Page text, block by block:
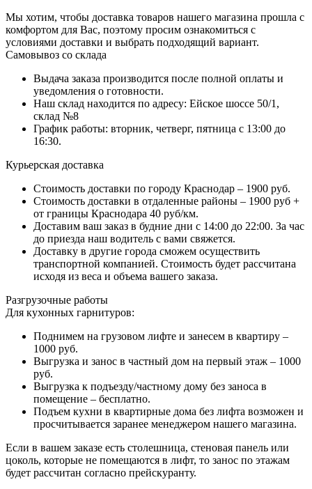
Мы хотим, чтобы доставка товаров нашего магазина прошла с
комфортом для Вас, поэтому просим ознакомиться с
условиями доставки и выбрать подходящий вариант.
Самовывоз со склада
Выдача заказа производится после полной оплаты и
уведомления о готовности.
Наш склад находится по адресу: Ейское шоссе 50/1,
склад №8
График работы: вторник, четверг, пятница с 13:00 до
16:30.
Курьерская доставка
Стоимость доставки по городу Краснодар – 1900 руб.
Стоимость доставки в отдаленные районы – 1900 руб +
от границы Краснодара 40 руб/км.
Доставим ваш заказ в будние дни с 14:00 до 22:00. За час
до приезда наш водитель с вами свяжется.
Доставку в другие города сможем осуществить
транспортной компанией. Стоимость будет рассчитана
исходя из веса и объема вашего заказа.
Разгрузочные работы
Для кухонных гарнитуров:
Поднимем на грузовом лифте и занесем в квартиру –
1000 руб.
Выгрузка и занос в частный дом на первый этаж – 1000
руб.
Выгрузка к подъезду/частному дому без заноса в
помещение – бесплатно.
Подъем кухни в квартирные дома без лифта возможен и
просчитывается заранее менеджером нашего магазина.
Если в вашем заказе есть столешница, стеновая панель или
цоколь, которые не помещаются в лифт, то занос по этажам
будет рассчитан согласно прейскуранту.